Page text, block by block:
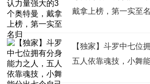
戴拿上榜，第一实至
【独家】斗罗中七位
五人依靠魂技，小舞